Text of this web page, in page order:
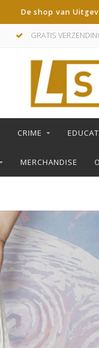
De shop van
GRATIS
CRIME
MERCHANDISE